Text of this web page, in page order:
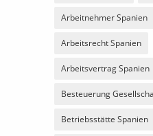
Arbeitnehmer Spanien
Arbeitsrecht Spanien
Arbeitsvertrag Spanien
Besteuerung
Betriebsstätte Spanien